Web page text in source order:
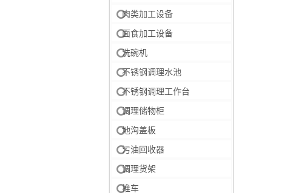
肉类加工设备
面食加工设备
洗碗机
不锈钢调理水池
不锈钢调理工作台
调理储物柜
地沟盖板
污油回收器
调理货架
推车